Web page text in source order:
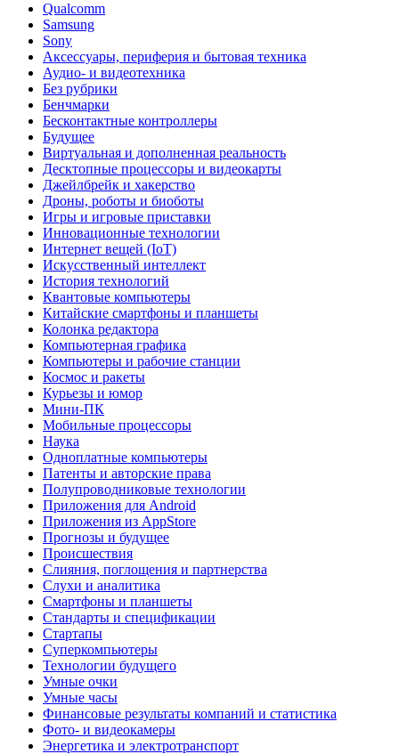
Qualcomm
Samsung
Sony
Аксессуары, периферия и бытовая техника
Аудио- и видеотехника
Без рубрики
Бенчмарки
Бесконтактные контроллеры
Будущее
Виртуальная и дополненная реальность
Десктопные процессоры и видеокарты
Джейлбрейк и хакерство
Дроны, роботы и биоботы
Игры и игровые приставки
Инновационные технологии
Интернет вещей (IoT)
Искусственный интеллект
История технологий
Квантовые компьютеры
Китайские смартфоны и планшеты
Колонка редактора
Компьютерная графика
Компьютеры и рабочие станции
Космос и ракеты
Курьезы и юмор
Мини-ПК
Мобильные процессоры
Наука
Одноплатные компьютеры
Патенты и авторские права
Полупроводниковые технологии
Приложения для Android
Приложения из AppStore
Прогнозы и будущее
Происшествия
Слияния, поглощения и партнерства
Слухи и аналитика
Смартфоны и планшеты
Стандарты и спецификации
Стартапы
Суперкомпьютеры
Технологии будущего
Умные очки
Умные часы
Финансовые результаты компаний и статистика
Фото- и видеокамеры
Энергетика и электротранспорт